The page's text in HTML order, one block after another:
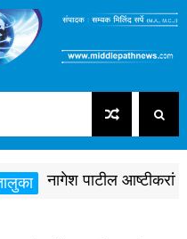
नागेश पाटील आष्टीकरांनी